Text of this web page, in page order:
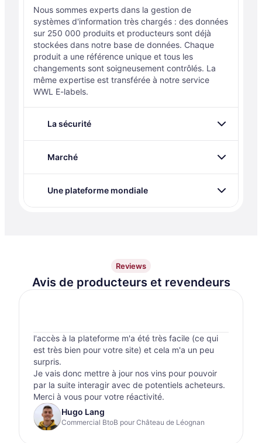
Nous sommes experts dans la gestion de
systèmes d'information très chargés : des données
sur 250 000 produits et producteurs sont déjà
stockées dans notre base de données. Chaque
produit a une référence unique et tous les
changements sont soigneusement contrôlés. La
même expertise est transférée à notre service
WWL E-labels.
La sécurité
Marché
Une plateforme mondiale
Reviews
Avis de producteurs et revendeurs
l'accès à la plateforme m'a été très facile (ce qui
est très bien pour votre site) et cela m'a un peu
surpris.
Je vais donc mettre à jour nos vins pour pouvoir
par la suite interagir avec de potentiels acheteurs.
Merci à vous pour votre réactivité.
Hugo Lang
Commercial BtoB pour Château de Léognan